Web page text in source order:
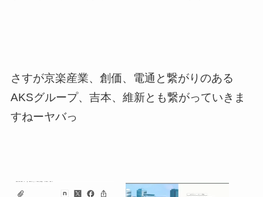
さすが京楽産業、創価、電通と繋がりのある
AKSグループ、吉本、維新とも繋がっていきま
すねーヤバっ